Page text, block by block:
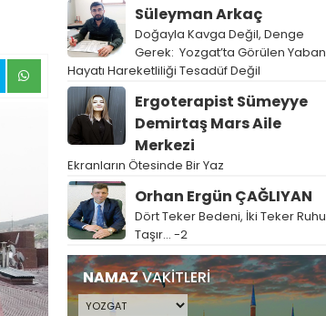
Süleyman Arkaç
Doğayla Kavga Değil, Denge
Gerek: Yozgat’ta Görülen Yaban
Hayatı Hareketliliği Tesadüf Değil
Ergoterapist Sümeyye
Demirtaş Mars Aile
Merkezi
Ekranların Ötesinde Bir Yaz
Orhan Ergün ÇAĞLIYAN
Dört Teker Bedeni, İki Teker Ruhu
Taşır… -2
NAMAZVAKİTLERİ